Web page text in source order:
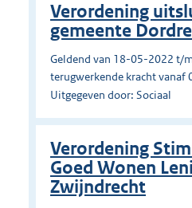
Verordening
gemeente
Geldend van 18-05-2022 t/
terugwerkende kracht vanaf
Uitgegeven door: Sociaal
Verordening
Goed Wonen
Zwijndrecht